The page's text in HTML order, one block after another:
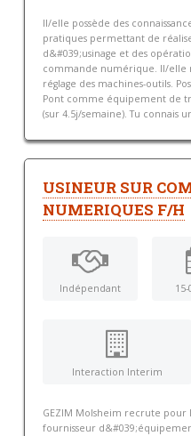
Il/elle possède des
pratiques permettant de
d&#039;usinage et des
commande numérique. Il/elle
réglage des machines-outils.
Pont comme équipement de
(sur 4.5j/semaine). Tu connais
USINEUR SUR
NUMERIQUES F/H
Indépendant
Interaction Interim
GEZIM Molsheim recrute pour
fournisseur